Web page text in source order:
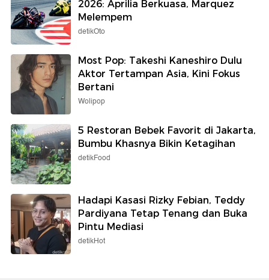
2026: Aprilia Berkuasa, Marquez
Melempem
detikOto
Most Pop: Takeshi Kaneshiro Dulu
Aktor Tertampan Asia, Kini Fokus
Bertani
Wolipop
5 Restoran Bebek Favorit di Jakarta,
Bumbu Khasnya Bikin Ketagihan
detikFood
Hadapi Kasasi Rizky Febian, Teddy
Pardiyana Tetap Tenang dan Buka
Pintu Mediasi
detikHot